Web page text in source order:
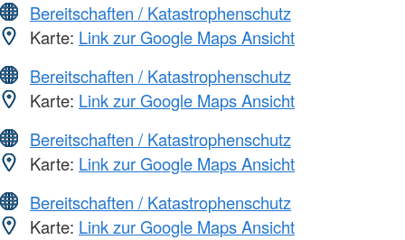
Bereitschaften / Katastrophenschutz
Karte: Link zur Google Maps Ansicht
Bereitschaften / Katastrophenschutz
Karte: Link zur Google Maps Ansicht
Bereitschaften / Katastrophenschutz
Karte: Link zur Google Maps Ansicht
Bereitschaften / Katastrophenschutz
Karte: Link zur Google Maps Ansicht